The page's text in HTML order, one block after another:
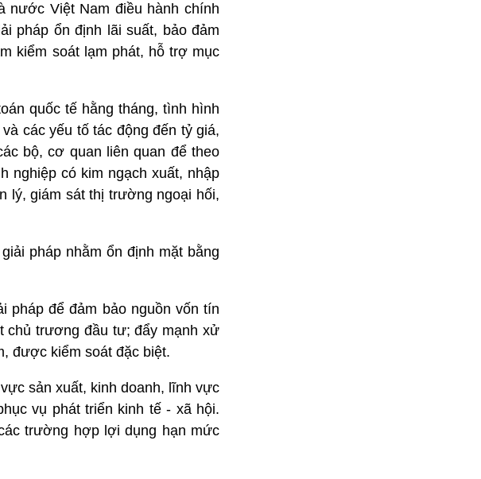
nước Việt Nam điều hành chính
pháp ổn định lãi suất, bảo đảm
kiểm soát lạm phát, hỗ trợ mục
quốc tế hằng tháng, tình hình
các yếu tố tác động đến tỷ giá,
bộ, cơ quan liên quan để theo
nghiệp có kim ngạch xuất, nhập
lý, giám sát thị trường ngoại hối,
pháp nhằm ổn định mặt bằng
pháp để đảm bảo nguồn vốn tín
chủ trương đầu tư; đẩy mạnh xử
được kiểm soát đặc biệt.
sản xuất, kinh doanh, lĩnh vực
vụ phát triển kinh tế - xã hội.
trường hợp lợi dụng hạn mức